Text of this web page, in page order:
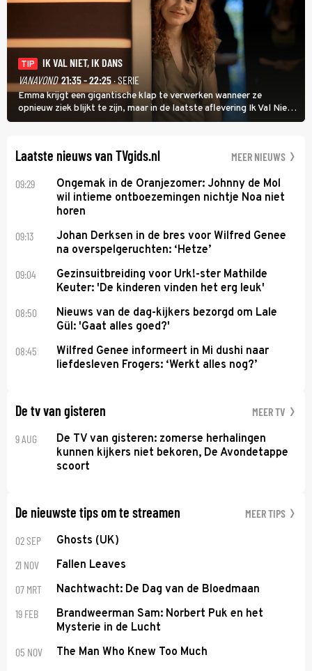
TIP
IK VAL NIET, IK DANS
VANAVOND 21:35 - 22:25· SERIE
Emma krijgt een gigantische klap te verwerken wanneer ze
opnieuw ziek blijkt te zijn, maar in de laatste aflevering Ik Val Niet,
Ik Dans laat ze zien dat ze niet van plan is op te geven, zelfs als ze
Laatste nieuws van TVgids.nl MEER NIEUWS
09:29
Ongemak in de Oranjezomer: Johnny de Mol
wil intieme ontboezemingen nichtje Noa niet
horen
09:13
Johan Derksen in de bres voor Wilfred Genee
na overspelgeruchten: ‘Hetze’
09:04
Gezinsuitbreiding voor Urk!-ster Mathilde
Keuter: 'De kinderen vinden het erg leuk'
08:50
Nieuws van de dag-kijkers bezorgd om Lale
Gül: 'Gaat alles goed?'
08:45
Wilfred Genee informeert in Mi dushi naar
liefdesleven Frogers: ‘Werkt alles nog?’
De tv van gisteren MEER TV
9 AUG
De TV van gisteren: zomerse herhalingen
kunnen kijkers niet bekoren, De Avondetappe
scoort
De nieuwste tips om te streamen MEER TIPS
02 SEP Ghosts (UK)
21 NOV Fallen Leaves
07 MRT Nachtwacht: De Dag van de Bloedmaan
19 FEB
Brandweerman Sam: Norbert Puk en het
Mysterie in de Lucht
05 NOV The Man Who Knew Too Much